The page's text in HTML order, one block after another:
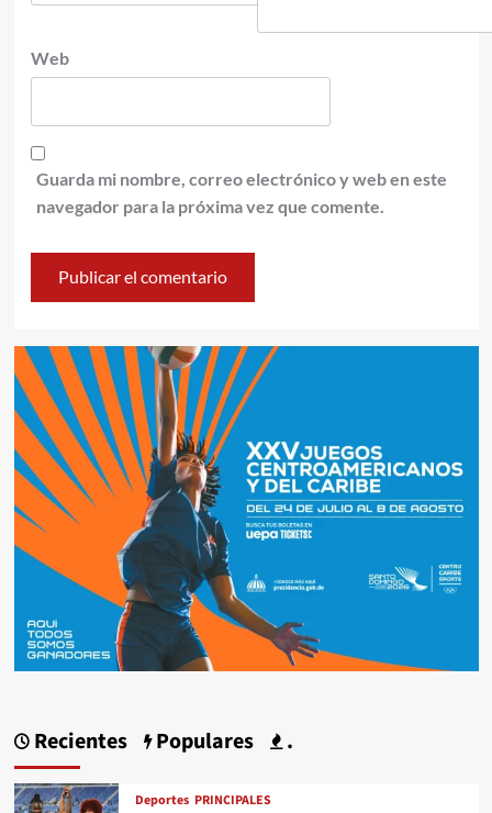
Web
Guarda mi nombre, correo electrónico y web en este
navegador para la próxima vez que comente.
Recientes Populares .
Deportes PRINCIPALES